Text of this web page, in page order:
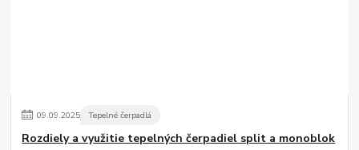
09.09.2025 Tepelné čerpadlá
Rozdiely a využitie tepelných čerpadiel split a monoblok